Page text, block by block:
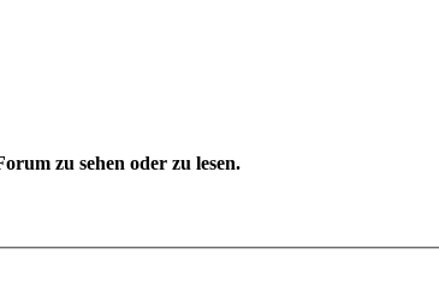
zu sehen oder zu lesen.